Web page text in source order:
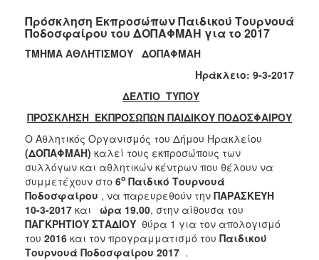
ΔΗΜΟΣ
Πρόσκληση Εκπροσώπων Παιδικού Τουρνουά
Ποδοσφαίρου του ΔΟΠΑΦΜΑΗ για το 2017
ΤΜΗΜΑ ΑΘΛΗΤΙΣΜΟΥ ΔΟΠΑΦΜΑΗ
Ηράκλειο: 9-3-2017
ΔΕΛΤΙΟ ΤΥΠΟΥ
ΠΡΟΣΚΛΗΣΗ ΕΚΠΡΟΣΩΠΩΝ ΠΑΙΔΙΚΟΥ ΠΟΔΟΣΦΑΙΡΟΥ
Ο Αθλητικός Οργανισμός του Δήμου Ηρακλείου
(ΔΟΠΑΦΜΑΗ) καλεί τους εκπροσώπους των
συλλόγων και αθλητικών κέντρων που θέλουν να
συμμετέχουν στο 6ο Παιδικό Τουρνουά
Ποδοσφαίρου , να παρευρεθούν την ΠΑΡΑΣΚΕΥΗ
10-3-2017 και ώρα 19.00, στην αίθουσα του
ΠΑΓΚΡΗΤΙΟΥ ΣΤΑΔΙΟΥ θύρα 1 για τον απολογισμό
του 2016 και τον προγραμματισμό του Παιδικού
Τουρνουά Ποδοσφαίρου 2017 .